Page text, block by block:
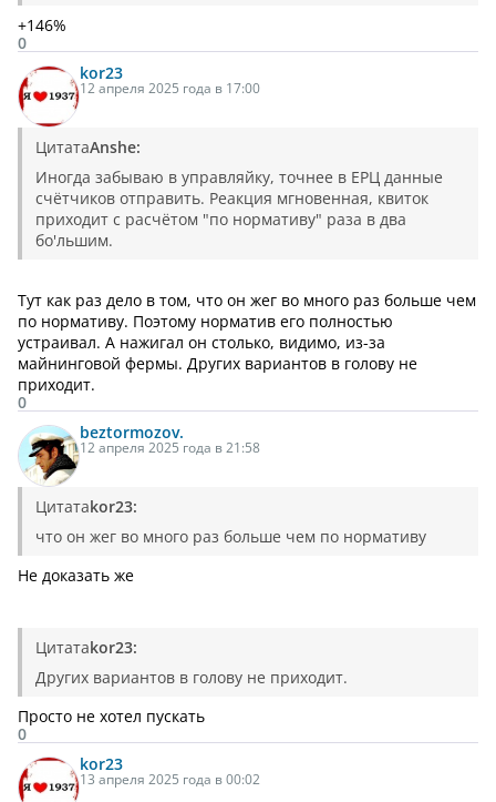
+146%
0
kor23
12 апреля 2025 года в 17:00
ЦитатаAnshe:
Иногда забываю в управляйку, точнее в ЕРЦ данные
счётчиков отправить. Реакция мгновенная, квиток
приходит с расчётом "по нормативу" раза в два
бо'льшим.
Тут как раз дело в том, что он жег во много раз больше чем
по нормативу. Поэтому норматив его полностью
устраивал. А нажигал он столько, видимо, из-за
майнинговой фермы. Других вариантов в голову не
приходит.
0
beztormozov.
12 апреля 2025 года в 21:58
Цитатаkor23:
что он жег во много раз больше чем по нормативу
Не доказать же
Цитатаkor23:
Других вариантов в голову не приходит.
Просто не хотел пускать
0
kor23
13 апреля 2025 года в 00:02